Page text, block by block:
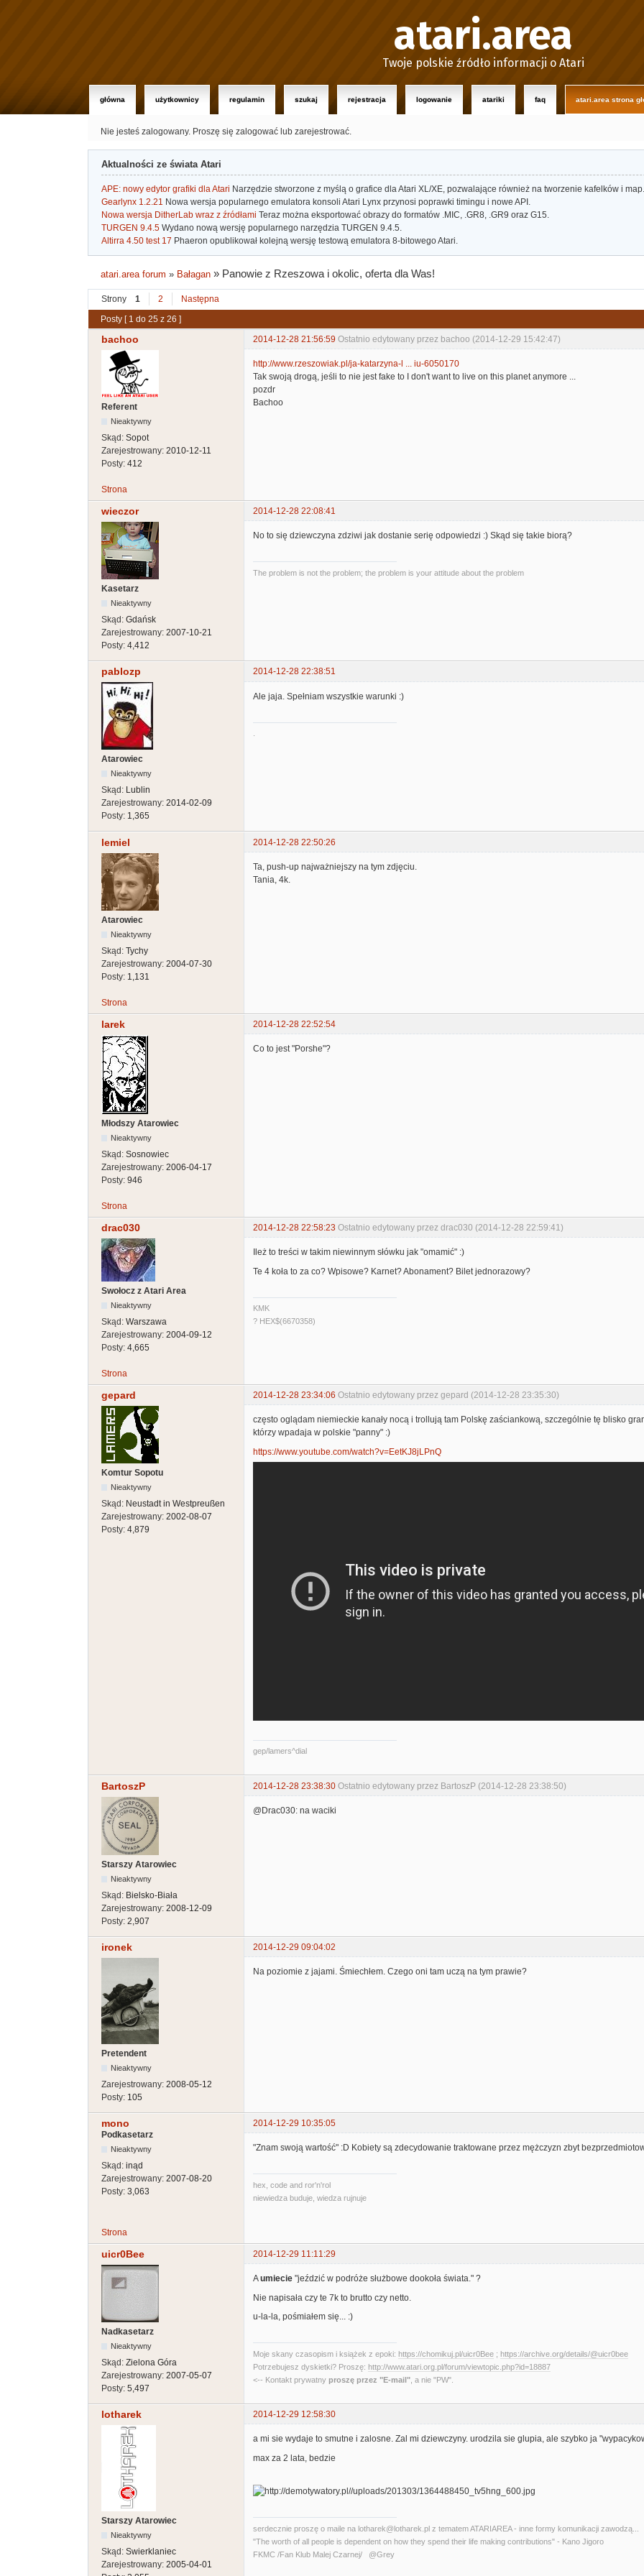
atari.area
Twoje polskie źródło informacji o Atari
główna użytkownicy regulamin szukaj rejestracja logowanie atariki faq atari.area strona
Nie jesteś zalogowany. Proszę się zalogować lub zarejestrować.
Aktualności ze świata Atari
APE: nowy edytor grafiki dla Atari Narzędzie stworzone z myślą o grafice dla Atari XL/XE, pozwalające również na tworzenie kafelków i map.
Gearlynx 1.2.21 Nowa wersja popularnego emulatora konsoli Atari Lynx przynosi poprawki timingu i nowe API.
Nowa wersja DitherLab wraz z źródłami Teraz można eksportować obrazy do formatów .MIC, .GR8, .GR9 oraz G15.
TURGEN 9.4.5 Wydano nową wersję popularnego narzędzia TURGEN 9.4.5.
Altirra 4.50 test 17 Phaeron opublikował kolejną wersję testową emulatora 8-bitowego Atari.
atari.area forum » Bałagan » Panowie z Rzeszowa i okolic, oferta dla Was!
Strony 1 2
Następna
Posty [ 1 do 25 z 26 ]
bachoo 2014-12-28 21:56:59 Ostatnio edytowany przez bachoo (2014-12-29 15:42:47)
Referent
Nieaktywny
Skąd: Sopot
Zarejestrowany: 2010-12-11
Posty: 412
http://www.rzeszowiak.pl/ja-katarzyna-l ... iu-6050170
Tak swoją drogą, jeśli to nie jest fake to I don't want to live on this planet anymore ...
pozdr
Bachoo
Strona
wieczor 2014-12-28 22:08:41
Kasetarz
Nieaktywny
Skąd: Gdańsk
Zarejestrowany: 2007-10-21
Posty: 4,412
No to się dziewczyna zdziwi jak dostanie serię odpowiedzi :) Skąd się takie biorą?
The problem is not the problem; the problem is your attitude about the problem
pablozp 2014-12-28 22:38:51
Atarowiec
Nieaktywny
Skąd: Lublin
Zarejestrowany: 2014-02-09
Posty: 1,365
Ale jaja. Spełniam wszystkie warunki :)
lemiel 2014-12-28 22:50:26
Atarowiec
Nieaktywny
Skąd: Tychy
Zarejestrowany: 2004-07-30
Posty: 1,131
Ta, push-up najważniejszy na tym zdjęciu.
Tania, 4k.
Strona
larek 2014-12-28 22:52:54
Młodszy Atarowiec
Nieaktywny
Skąd: Sosnowiec
Zarejestrowany: 2006-04-17
Posty: 946
Co to jest "Porshe"?
Strona
drac030 2014-12-28 22:58:23 Ostatnio edytowany przez drac030 (2014-12-28 22:59:41)
Swołocz z Atari Area
Nieaktywny
Skąd: Warszawa
Zarejestrowany: 2004-09-12
Posty: 4,665
Ileż to treści w takim niewinnym słówku jak "omamić" :)
Te 4 koła to za co? Wpisowe? Karnet? Abonament? Bilet jednorazowy?
KMK
? HEX$(6670358)
Strona
gepard 2014-12-28 23:34:06 Ostatnio edytowany przez gepard (2014-12-28 23:35:30)
Komtur Sopotu
Nieaktywny
Skąd: Neustadt in Westpreußen
Zarejestrowany: 2002-08-07
Posty: 4,879
często oglądam niemieckie kanały nocą i trollują tam Polskę zaściankową, szczególnie tę blisko
którzy wpadaja w polskie "panny" :)
https://www.youtube.com/watch?v=EetKJ8jLPnQ
gep/lamers^dial
BartoszP 2014-12-28 23:38:30 Ostatnio edytowany przez BartoszP (2014-12-28 23:38:50)
Starszy Atarowiec
Nieaktywny
Skąd: Bielsko-Biała
Zarejestrowany: 2008-12-09
Posty: 2,907
@Drac030: na waciki
ironek 2014-12-29 09:04:02
Pretendent
Nieaktywny
Zarejestrowany: 2008-05-12
Posty: 105
Na poziomie z jajami. Śmiechłem. Czego oni tam uczą na tym prawie?
mono
2014-12-29 10:35:05
Podkasetarz
Nieaktywny
Skąd: inąd
Zarejestrowany: 2007-08-20
Posty: 3,063
"Znam swoją wartość" :D Kobiety są zdecydowanie traktowane przez mężczyzn zbyt
hex, code and ror'n'rol
niewiedza buduje, wiedza rujnuje
Strona
uicr0Bee 2014-12-29 11:11:29
Nadkasetarz
Nieaktywny
Skąd: Zielona Góra
Zarejestrowany: 2007-05-07
Posty: 5,497
Aumiecie "jeździć w podróże służbowe dookoła świata." ?
Nie napisała czy te 7k to brutto czy netto.
u-la-la, pośmiałem się... :)
Moje skany czasopism i książek z epoki: https://chomikuj.pl/uicr0Bee ; https://archive.org/details/@uicr0bee
Potrzebujesz dyskietki? Proszę: http://www.atari.org.pl/forum/viewtopic.php?id=18887
<-- Kontakt prywatny proszę przez "E-mail" , a nie "PW".
lotharek 2014-12-29 12:58:30
Starszy Atarowiec
Nieaktywny
Skąd: Swierklaniec
Zarejestrowany: 2005-04-01
a mi sie wydaje to smutne i zalosne. Zal mi dziewczyny. urodzila sie glupia, ale szybko ja
max za 2 lata, bedzie
serdecznie proszę o maile na lotharek@lotharek.pl z tematem ATARIAREA - inne formy komunikacji zawodzą...
"The worth of all people is dependent on how they spend their life making contributions" - Kano Jigoro
FKMC /Fan Klub Malej Czarnej/ @Grey